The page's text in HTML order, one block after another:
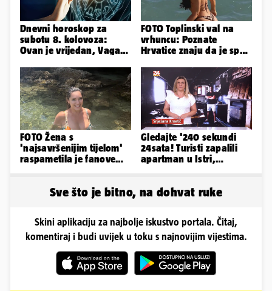
Dnevni horoskop za
subotu 8. kolovoza:
Ovan je vrijedan, Vaga
FOTO Toplinski val na
vrhuncu: Poznate
Hrvatice znaju da je spas
FOTO Žena s
'najsavršenijim tijelom'
raspametila je fanove
Gledajte '240 sekundi
24sata! Turisti zapalili
apartman u Istri,
Sve što je bitno, na dohvat ruke
Skini aplikaciju za najbolje iskustvo portala. Čitaj,
komentiraj i budi uvijek u toku s najnovijim vijestima.